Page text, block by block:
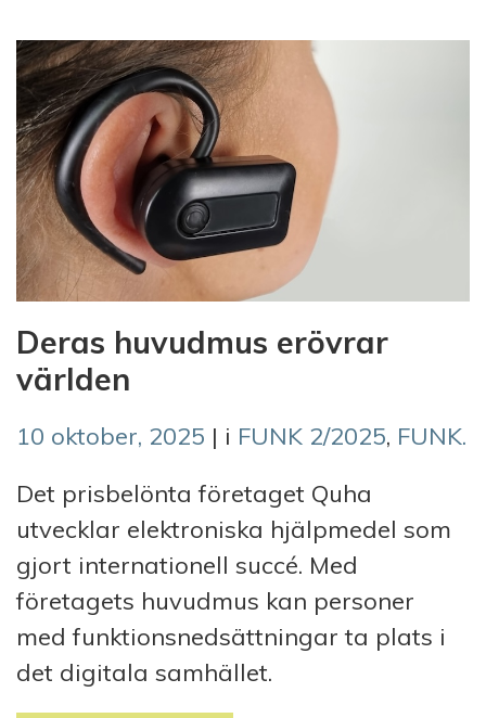
Deras huvudmus erövrar
världen
10 oktober, 2025 | i FUNK 2/2025, FUNK.
Det prisbelönta företaget Quha
utvecklar elektroniska hjälpmedel som
gjort internationell succé. Med
företagets huvudmus kan personer
med funktionsnedsättningar ta plats i
det digitala samhället.